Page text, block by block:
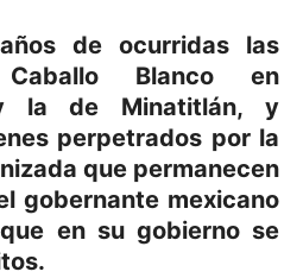
de ocurridas las
Blanco en
y la de Minatitlán, y
perpetrados por la
que permanecen
gobernante mexicano
en su gobierno se